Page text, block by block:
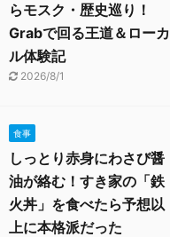
らモスク・歴史巡り！
Grabで回る王道＆ローカ
ル体験記
2026/8/1
食事
しっとり赤身にわさび醤
油が絡む！すき家の「鉄
火丼」を食べたら予想以
上に本格派だった